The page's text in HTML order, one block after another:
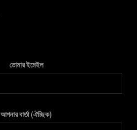
তোমার ইমেইল
আপনার বার্তা (ঐচ্ছিক)